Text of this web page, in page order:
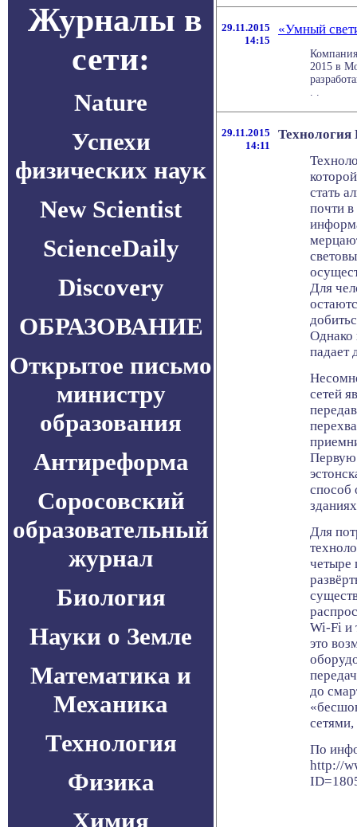
Журналы в
сети:
Nature
Успехи
физических наук
New Scientist
ScienceDaily
Discovery
ОБРАЗОВАНИЕ
Открытое письмо
министру
образования
Антиреформа
Соросовский
образовательный
журнал
Биология
Науки о Земле
Математика и
Механика
Технология
Физика
Химия
29.11.2015
14:15
«Умный
2015 в
. .
29.11.2015
14:11
Технология
стать
почти
Для
Однако
падает
сетей
Первую
способ
Для
четыре
Wi-Fi и
это
до
По
http://